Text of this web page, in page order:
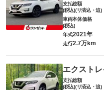
支払総額
(税込)(リ済込・追)
車両本体価格
(税込)
年式2021年
走行2.7万km
エクスト
支払総額
(税込)(リ済込・追)